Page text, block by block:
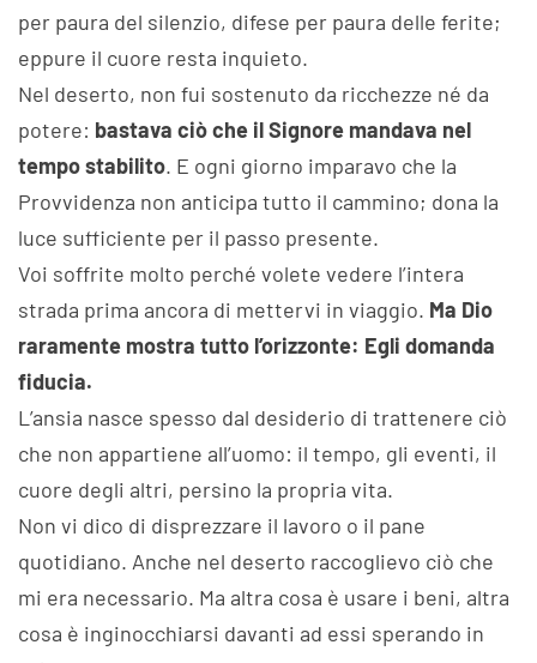
per paura del silenzio, difese per paura delle ferite;
eppure il cuore resta inquieto.
Nel deserto, non fui sostenuto da ricchezze né da
potere: bastava ciò che il Signore mandava nel
tempo stabilito. E ogni giorno imparavo che la
Provvidenza non anticipa tutto il cammino; dona la
luce sufficiente per il passo presente.
Voi soffrite molto perché volete vedere l’intera
strada prima ancora di mettervi in viaggio. Ma Dio
raramente mostra tutto l’orizzonte: Egli domanda
fiducia.
L’ansia nasce spesso dal desiderio di trattenere ciò
che non appartiene all’uomo: il tempo, gli eventi, il
cuore degli altri, persino la propria vita.
Non vi dico di disprezzare il lavoro o il pane
quotidiano. Anche nel deserto raccoglievo ciò che
mi era necessario. Ma altra cosa è usare i beni, altra
cosa è inginocchiarsi davanti ad essi sperando in